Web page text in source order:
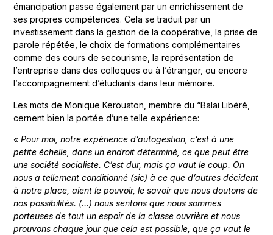
émancipation passe également par un enrichissement de
ses propres compétences. Cela se traduit par un
investissement dans la gestion de la coopérative, la prise de
parole répétée, le choix de formations complémentaires
comme des cours de secourisme, la représentation de
l’entreprise dans des colloques ou à l’étranger, ou encore
l’accompagnement d’étudiants dans leur mémoire.
Les mots de Monique Kerouaton, membre du “Balai Libéré,
cernent bien la portée d’une telle expérience:
« Pour moi, notre expérience d’autogestion, c’est à une
petite échelle, dans un endroit déterminé, ce que peut être
une société socialiste. C’est dur, mais ça vaut le coup. On
nous a tellement conditionné (sic) à ce que d’autres décident
à notre place, aient le pouvoir, le savoir que nous doutons de
nos possibilités. (…) nous sentons que nous sommes
porteuses de tout un espoir de la classe ouvrière et nous
prouvons chaque jour que cela est possible, que ça vaut le